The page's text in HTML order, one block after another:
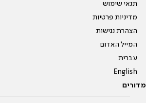
תנאי שימוש
מדיניות פרטיות
הצהרת נגישות
המייל האדום
עברית
English
מדורים